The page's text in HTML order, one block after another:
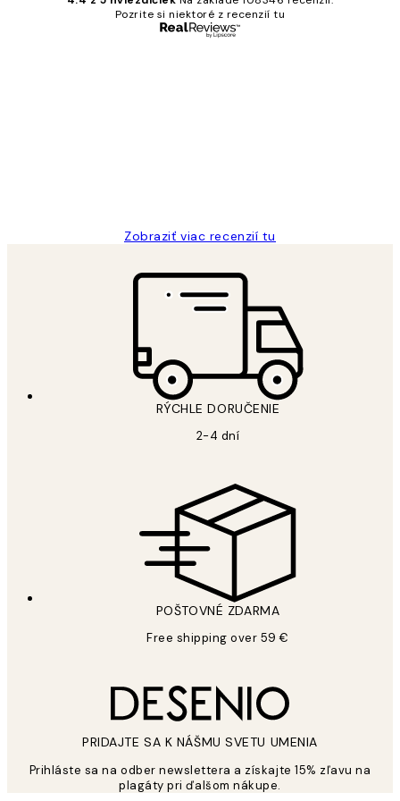
Pozrite si niektoré z recenzií tu
Zobraziť viac recenzií tu
RÝCHLE DORUČENIE
2-4 dní
POŠTOVNÉ ZDARMA
Free shipping over 59 €
PRIDAJTE SA K NÁŠMU SVETU UMENIA
Prihláste sa na odber newslettera a získajte 15% zľavu na
plagáty pri ďalšom nákupe.